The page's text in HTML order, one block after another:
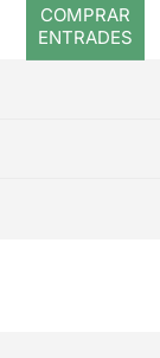
COMPRAR
ENTRADES